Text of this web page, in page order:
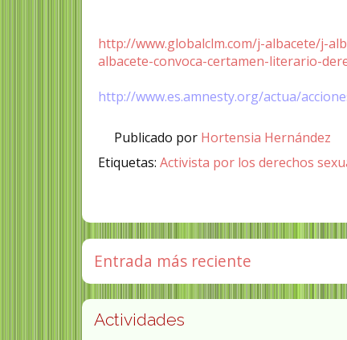
http://www.globalclm.com/j-albacete/j-
albacete-convoca-certamen-literario-
http://www.es.amnesty.org/actua/
Publicado por Hortensia Hernández
Etiquetas:Activista por los derechos
Entrada más reciente
Actividades